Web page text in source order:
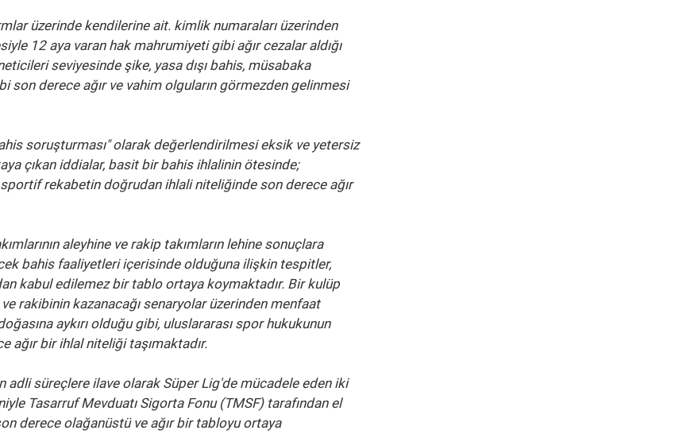
üzerinde kendilerine ait. kimlik numaraları üzerinden
12 aya varan hak mahrumiyeti gibi ağır cezalar aldığı
seviyesinde şike, yasa dışı bahis, müsabaka
son derece ağır ve vahim olguların görmezden gelinmesi
soruşturması" olarak değerlendirilmesi eksik ve yetersiz
çıkan iddialar, basit bir bahis ihlalinin ötesinde;
rekabetin doğrudan ihlali niteliğinde son derece ağır
aleyhine ve rakip takımların lehine sonuçlara
bahis faaliyetleri içerisinde olduğuna ilişkin tespitler,
kabul edilemez bir tablo ortaya koymaktadır. Bir kulüp
rakibinin kazanacağı senaryolar üzerinden menfaat
aykırı olduğu gibi, uluslararası spor hukukunun
ağır bir ihlal niteliği taşımaktadır.
süreçlere ilave olarak Süper Lig'de mücadele eden iki
Tasarruf Mevduatı Sigorta Fonu (TMSF) tarafından el
derece olağanüstü ve ağır bir tabloyu ortaya